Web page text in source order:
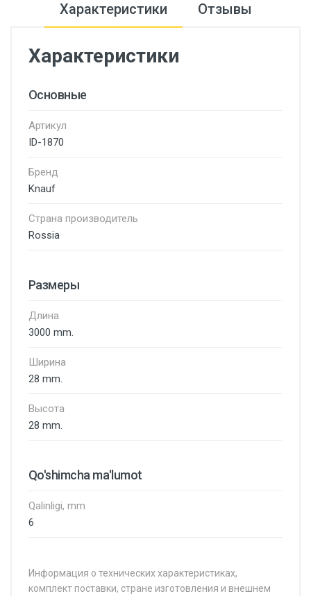
Характеристики Отзывы
Характеристики
Основные
Артикул
ID-1870
Бренд
Knauf
Страна производитель
Rossia
Размеры
Длина
3000 mm.
Ширина
28 mm.
Высота
28 mm.
Qo'shimcha ma'lumot
Qalinligi, mm
6
Информация о технических характеристиках,
комплект поставки, стране изготовления и внешнем